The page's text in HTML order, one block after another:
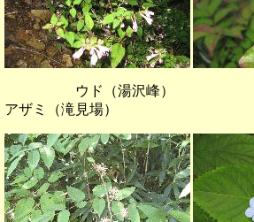
ウド（湯沢峰） エ
アザミ（滝見場）